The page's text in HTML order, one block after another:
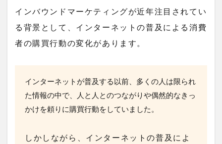
インバウンドマーケティングが近年注目されてい
る背景として、インターネットの普及による消費
者の購買行動の変化があります。
インターネットが普及する以前、多くの人は限られ
た情報の中で、人と人とのつながりや偶然的なきっ
かけを頼りに購買行動をしていました。
しかしながら、インターネットの普及によ